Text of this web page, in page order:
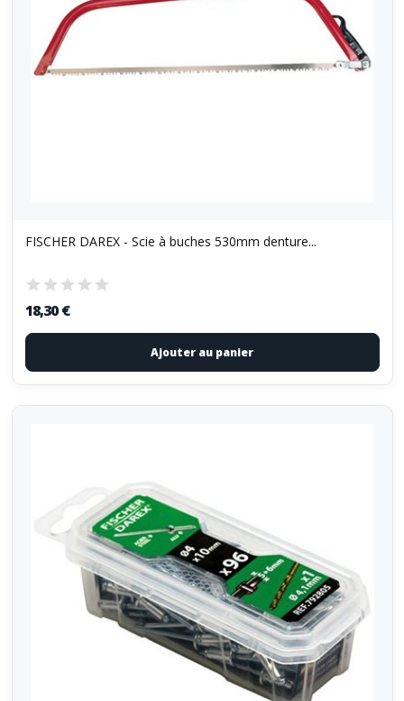
FISCHER DAREX - Scie à buches 530mm denture...
18,30 €
Ajouter au panier